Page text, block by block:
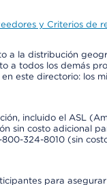
y Criterios de
a la distribución
a todos los demás
este directorio: los
incluido el ASL
sin costo adicional
324-8010 (sin
para